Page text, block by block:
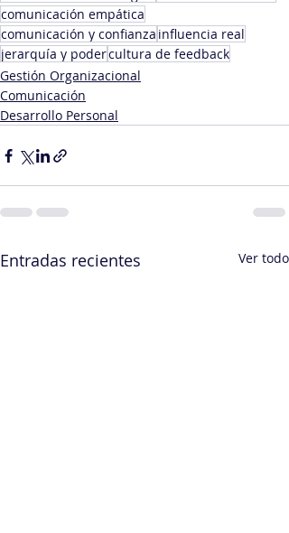
comunicación empática
comunicación y confianza influencia real
jerarquía y podercultura de feedback
Gestión Organizacional
Comunicación
Desarrollo Personal
Entradas recientes Ver todo